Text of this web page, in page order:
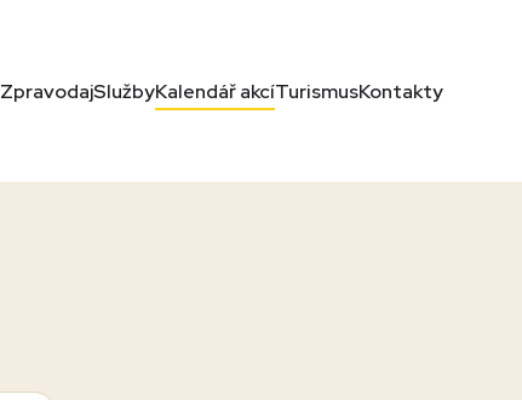
ZpravodajSlužbyKalendář akcíTurismusKontakty